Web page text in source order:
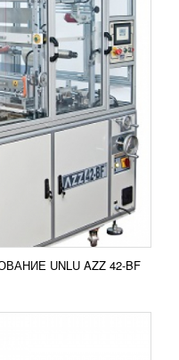
UNLU AZZ 42-BF
2 TURBO
нарежут
вареное,
Добавить в сравнение